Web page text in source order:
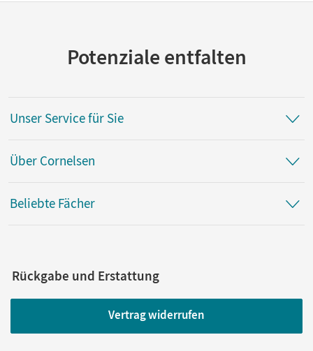
Potenziale entfalten
Unser Service für Sie
Über Cornelsen
Beliebte Fächer
Rückgabe und Erstattung
Vertrag widerrufen